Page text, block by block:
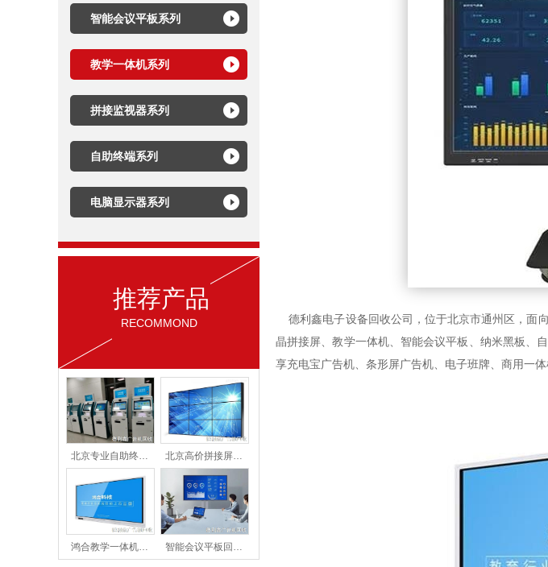
智能会议平板系列
教学一体机系列
拼接监视器系列
自助终端系列
电脑显示器系列
推荐产品
RECOMMOND
北京专业自助终… 北京高价拼接屏…
鸿合教学一体机… 智能会议平板回…
德利鑫电子设备回收公司，位于北京市通州区，面
晶拼接屏、教学一体机、智能会议平板、纳米黑板、
享充电宝广告机、条形屏广告机、电子班牌、商用一